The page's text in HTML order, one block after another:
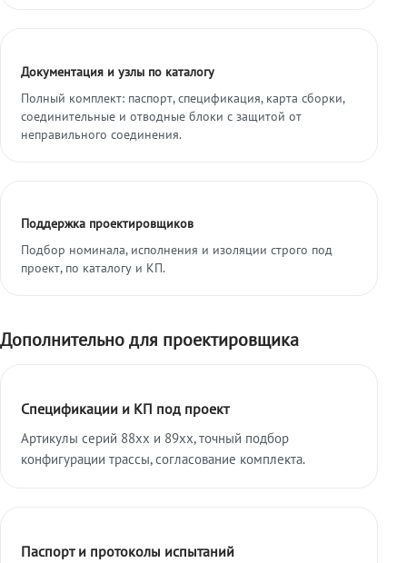
Документация и узлы по каталогу
Полный комплект: паспорт, спецификация, карта сборки,
соединительные и отводные блоки с защитой от
неправильного соединения.
Поддержка проектировщиков
Подбор номинала, исполнения и изоляции строго под
проект, по каталогу и КП.
Дополнительно для проектировщика
Спецификации и КП под проект
Артикулы серий 88xx и 89xx, точный подбор
конфигурации трассы, согласование комплекта.
Паспорт и протоколы испытаний